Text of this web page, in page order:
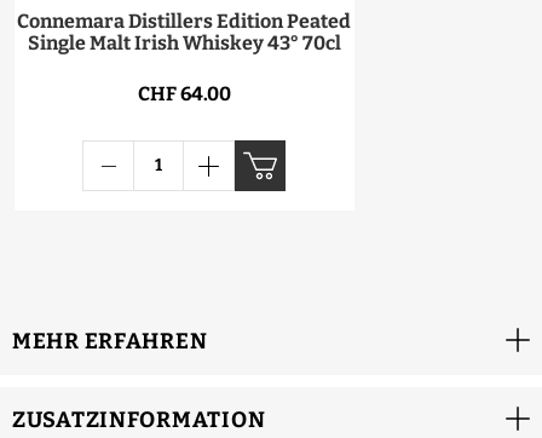
Connemara Distillers Edition Peated
Single Malt Irish Whiskey 43° 70cl
CHF 64.00
MEHR ERFAHREN
ZUSATZINFORMATION